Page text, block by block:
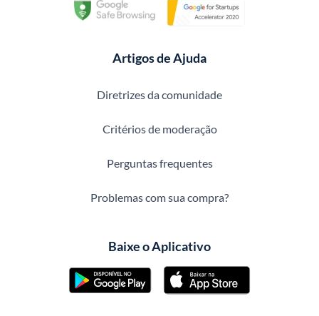
Artigos de Ajuda
Diretrizes da comunidade
Critérios de moderação
Perguntas frequentes
Problemas com sua compra?
Baixe o Aplicativo